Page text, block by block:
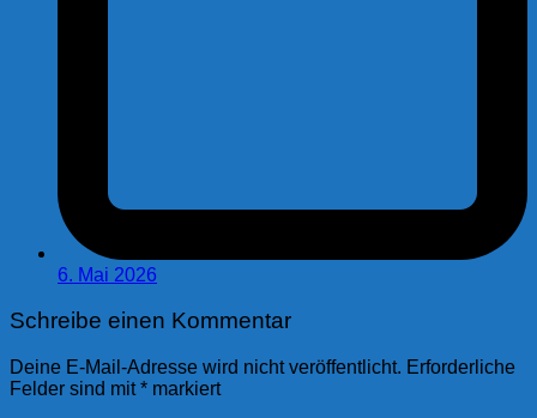
6. Mai 2026
Schreibe einen Kommentar
Deine E-Mail-Adresse wird nicht veröffentlicht. Erforderliche
Felder sind mit* markiert